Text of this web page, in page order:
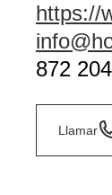
https://
872
Llamar